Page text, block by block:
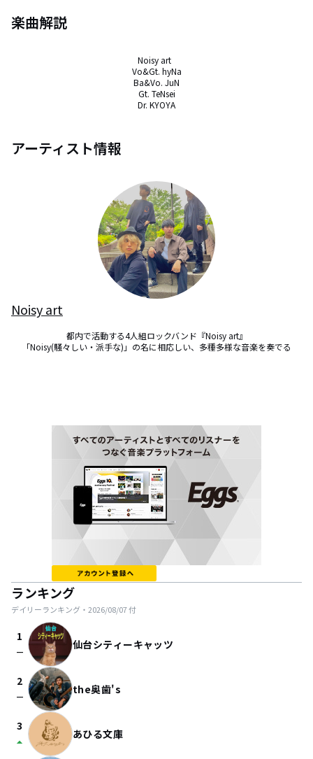
楽曲解説
Noisy art
Vo&Gt. hyNa
Ba&Vo. JuN
Gt. TeNsei
Dr. KYOYA
アーティスト情報
Noisy art
都内で活動する4人組ロックバンド『Noisy art』
「Noisy(騒々しい・派手な)」の名に相応しい、多種多様な音楽を奏でる
ランキング
デイリーランキング・ 2026/08/07付
1
check_indeterminate_small 仙台シティーキャッツ
2
check_indeterminate_small the奥歯's
3
arrow_drop_up あひる文庫